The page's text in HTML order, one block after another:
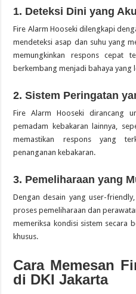
1. Deteksi Dini yang
Fire Alarm Hooseki dilengkapi
mendeteksi asap dan suhu yang
memungkinkan respons cepat
berkembang menjadi bahaya yang
2. Sistem Peringatan
Fire Alarm Hooseki dirancang
pemadam kebakaran lainnya,
memastikan respons yang
penanganan kebakaran.
3. Pemeliharaan yang
Dengan desain yang user-
proses pemeliharaan dan
memeriksa kondisi sistem secara
khusus.
Cara Memesan
di DKI Jakarta